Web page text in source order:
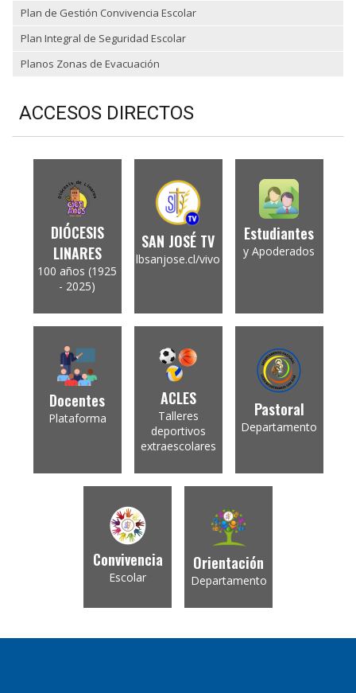
Plan de Gestión Convivencia Escolar
Plan Integral de Seguridad Escolar
Planos Zonas de Evacuación
ACCESOS DIRECTOS
DIÓCESIS
LINARES
100 años (1925
- 2025)
SAN JOSÉ TV
lbsanjose.cl/vivo
Estudiantes
y Apoderados
Docentes
Plataforma
ACLES
Talleres
deportivos
extraescolares
Pastoral
Departamento
Convivencia
Escolar
Orientación
Departamento